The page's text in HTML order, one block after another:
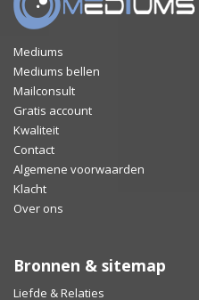
Mediums
Mediums bellen
Mailconsult
Gratis account
Kwaliteit
Contact
Algemene voorwaarden
Klacht
Over ons
Bronnen & sitemap
Liefde & Relaties